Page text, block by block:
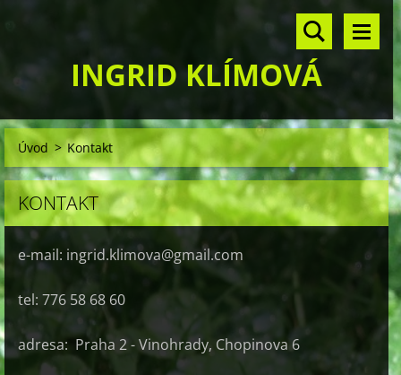
INGRID KLÍMOVÁ
Úvod > Kontakt
KONTAKT
e-mail: ingrid.klimova@gmail.com
tel: 776 58 68 60
adresa: Praha 2 - Vinohrady, Chopinova 6